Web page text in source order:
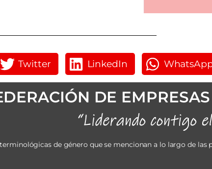
Twitter LinkedIn
DE
de género que se mencionan a lo largo de